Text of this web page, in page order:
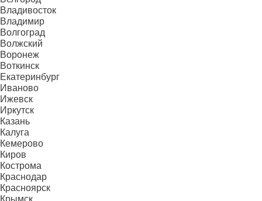
Владивосток
Владимир
Волгоград
Волжский
Воронеж
Воткинск
Екатеринбург
Иваново
Ижевск
Иркутск
Казань
Калуга
Кемерово
Киров
Кострома
Краснодар
Красноярск
Крымск